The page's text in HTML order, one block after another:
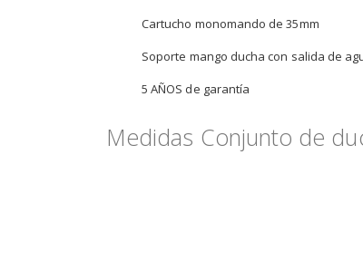
Cartucho monomando de 35mm
Soporte mango ducha con salida de
5 AÑOS de garantía
Medidas Conjunto de